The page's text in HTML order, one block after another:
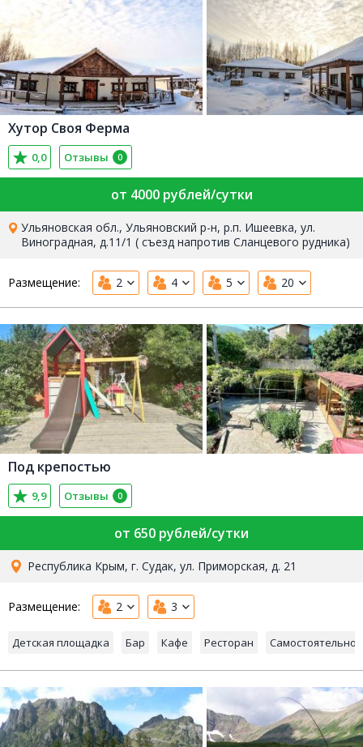
Хутор Своя Ферма
0,0 Отзывы 0
от 4000 рублей/сутки
Ульяновская обл., Ульяновский р-н, р.п. Ишеевка, ул.
Виноградная, д.11/1 ( съезд напротив Сланцевого рудника)
Размещение: 2 4 5 20
Под крепостью
9,9 Отзывы 0
от 650 рублей/сутки
Республика Крым, г. Судак, ул. Приморская, д. 21
Размещение: 2 3
Детская площадка Бар Кафе Ресторан Самостоятельно